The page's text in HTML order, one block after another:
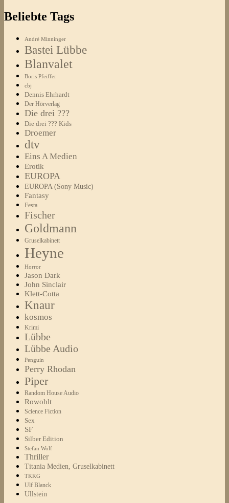
Beliebte Tags
André Minninger
Bastei Lübbe
Blanvalet
Boris Pfeiffer
cbj
Dennis Ehrhardt
Der Hörverlag
Die drei ???
Die drei ??? Kids
Droemer
dtv
Eins A Medien
Erotik
EUROPA
EUROPA (Sony Music)
Fantasy
Festa
Fischer
Goldmann
Gruselkabinett
Heyne
Horror
Jason Dark
John Sinclair
Klett-Cotta
Knaur
kosmos
Krimi
Lübbe
Lübbe Audio
Penguin
Perry Rhodan
Piper
Random House Audio
Rowohlt
Science Fiction
Sex
SF
Silber Edition
Stefan Wolf
Thriller
Titania Medien, Gruselkabinett
TKKG
Ulf Blanck
Ullstein